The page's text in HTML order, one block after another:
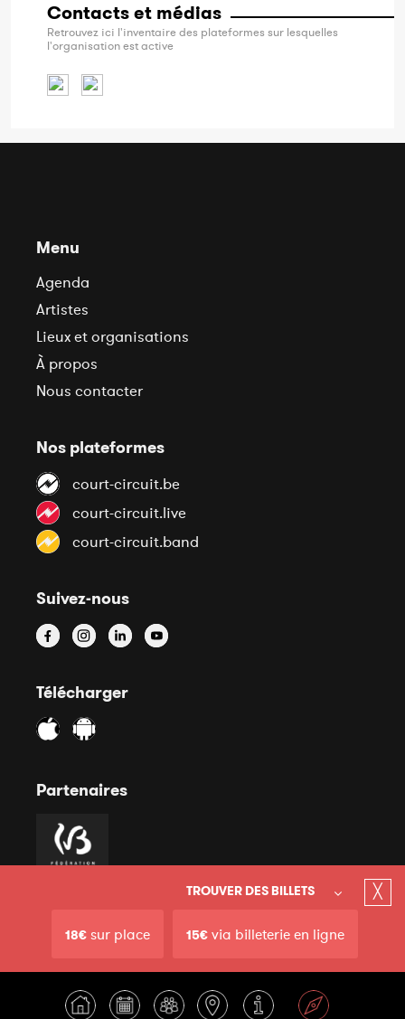
╳
TROUVER DES BILLETS
18€ sur place 15€ via billeterie en ligne
Contacts et médias
Retrouvez ici l'inventaire des plateformes sur lesquelles
l'organisation est active
Menu
Agenda
Artistes
Lieux et organisations
À propos
Nous contacter
Nos plateformes
court-circuit.be
court-circuit.live
court-circuit.band
Suivez-nous
Télécharger
Partenaires
© 2020 Court-Circuit Asbl - Mentions légales - Site internet
Conditions générales